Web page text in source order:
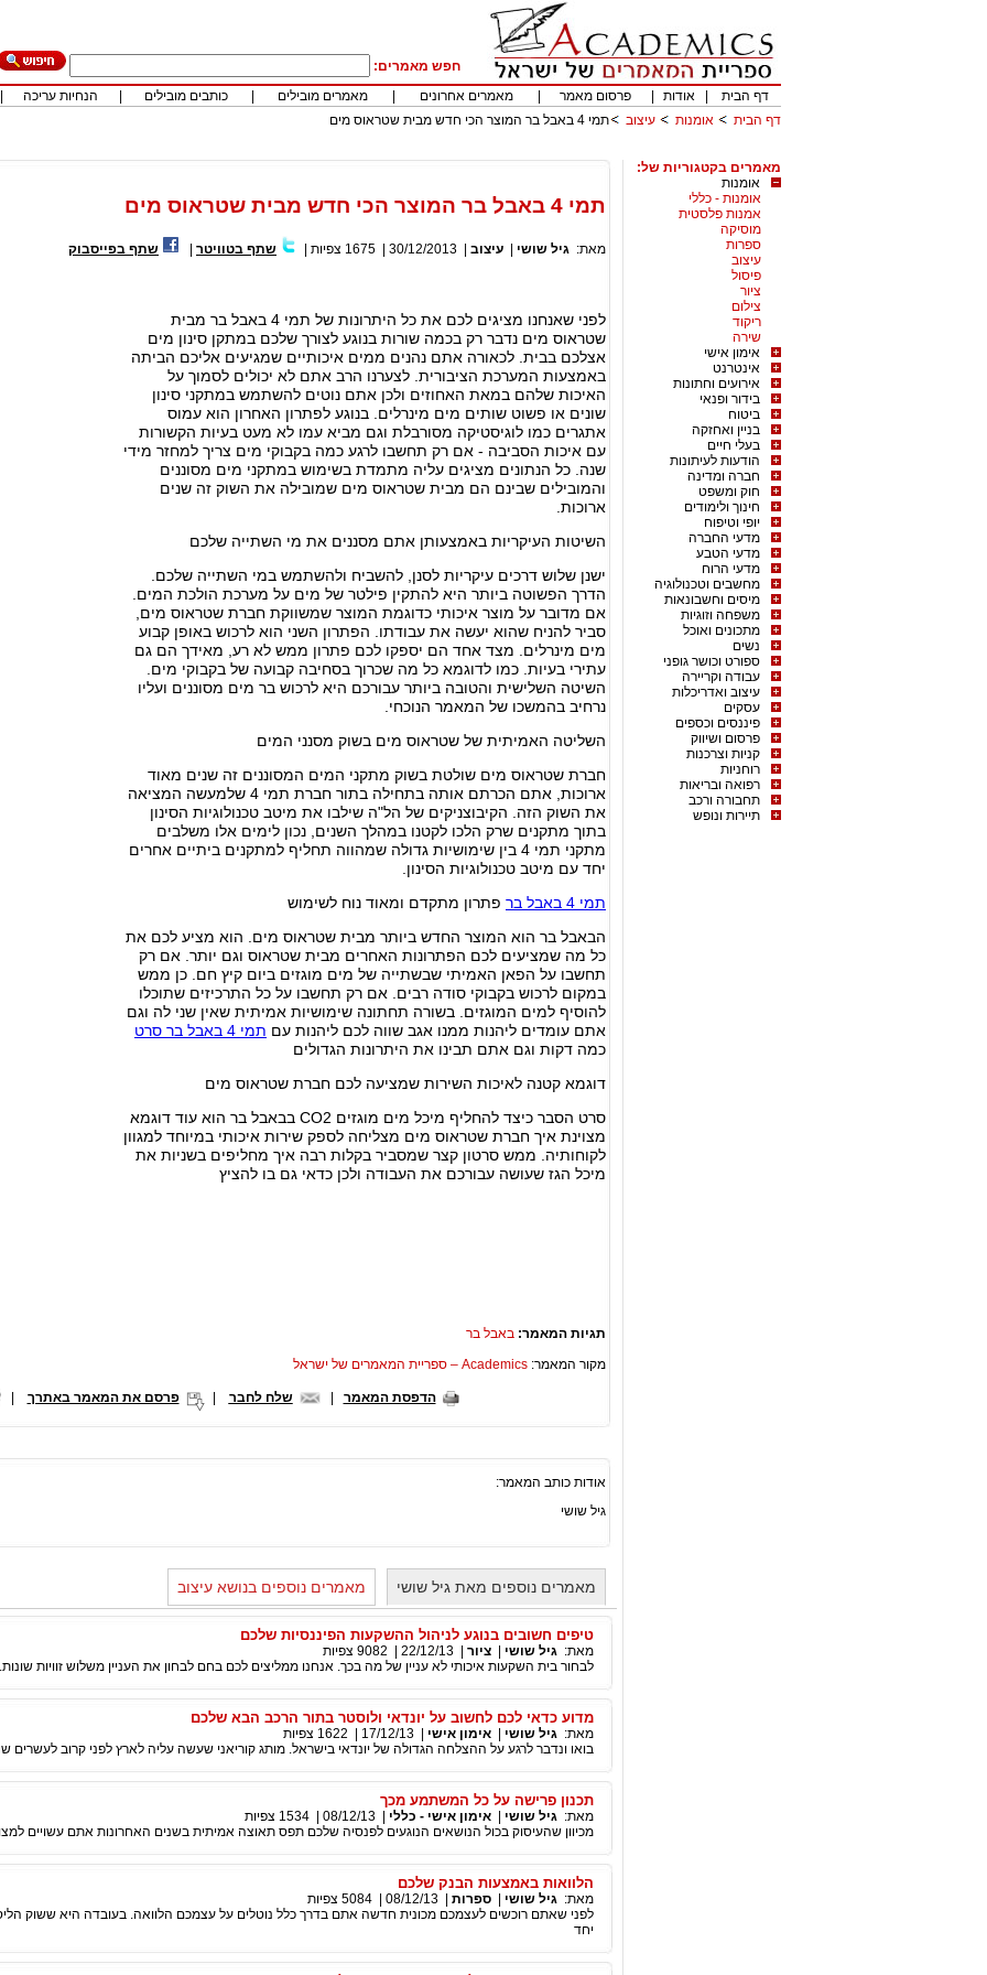
חפש מאמרים:
דף הבית
אודות פרסום מאמר מאמרים אחרונים מאמרים מובילים כותבים מובילים הנחיות עריכה
דף הבית
אומנות עיצוב תמי 4 באבל בר המוצר הכי חדש מבית שטראוס מים
מאמרים בקטגוריות של:
אומנות
אומנות - כללי
אמנות פלסטית
מוסיקה
ספרות
עיצוב
פיסול
ציור
צילום
ריקוד
שירה
אימון אישי
אינטרנט
אירועים וחתונות
בידור ופנאי
ביטוח
בניין ואחזקה
בעלי חיים
הודעות לעיתונות
חברה ומדינה
חוק ומשפט
חינוך ולימודים
יופי וטיפוח
מדעי החברה
מדעי הטבע
מדעי הרוח
מחשבים וטכנולוגיה
מיסים וחשבונאות
משפחה וזוגיות
מתכונים ואוכל
נשים
ספורט וכושר גופני
עבודה וקריירה
עיצוב ואדריכלות
עסקים
פיננסים וכספים
פרסום ושיווק
קניות וצרכנות
רוחניות
רפואה ובריאות
תחבורה ורכב
תיירות ונופש
תמי 4 באבל בר המוצר הכי חדש מבית שטראוס מים
מאת: גיל שושי עיצוב 30/12/2013
1675 צפיות שתף בטוויטר שתף בפייסבוק
לפני שאנחנו מציגים לכם את כל היתרונות של תמי 4 באבל בר מבית
שטראוס מים נדבר רק בכמה שורות בנוגע לצורך שלכם במתקן סינון מים
אצלכם בבית. לכאורה אתם נהנים ממים איכותיים שמגיעים אליכם הביתה
באמצעות המערכת הציבורית. לצערנו הרב אתם לא יכולים לסמוך על
האיכות שלהם במאת האחוזים ולכן אתם נוטים להשתמש במתקני סינון
שונים או פשוט שותים מים מינרלים. בנוגע לפתרון האחרון הוא עמוס
אתגרים כמו לוגיסטיקה מסורבלת וגם מביא עמו לא מעט בעיות הקשורות
עם איכות הסביבה - אם רק תחשבו לרגע כמה בקבוקי מים צריך למחזר מידי
שנה. כל הנתונים מציגים עליה מתמדת בשימוש במתקני מים מסוננים
והמובילים שבינם הם מבית שטראוס מים שמובילה את השוק זה שנים
ארוכות.
השיטות העיקריות באמצעותן אתם מסננים את מי השתייה שלכם
ישנן שלוש דרכים עיקריות לסנן, להשביח ולהשתמש במי השתייה שלכם.
הדרך הפשוטה ביותר היא להתקין פילטר של מים על מערכת הולכת המים.
אם מדובר על מוצר איכותי כדוגמת המוצר שמשווקת חברת שטראוס מים,
סביר להניח שהוא יעשה את עבודתו. הפתרון השני הוא לרכוש באופן קבוע
מים מינרלים. מצד אחד הם יספקו לכם פתרון ממש לא רע, מאידך הם גם
עתירי בעיות. כמו לדוגמא כל מה שכרוך בסחיבה קבועה של בקבוקי מים.
השיטה השלישית והטובה ביותר עבורכם היא לרכוש בר מים מסוננים ועליו
נרחיב בהמשכו של המאמר הנוכחי.
השליטה האמיתית של שטראוס מים בשוק מסנני המים
חברת שטראוס מים שולטת בשוק מתקני המים המסוננים זה שנים מאוד
ארוכות, אתם הכרתם אותה בתחילה בתור חברת תמי 4 שלמעשה המציאה
את השוק הזה. הקיבוצניקים של הל"ה שילבו את מיטב טכנולוגיות הסינון
בתוך מתקנים שרק הלכו לקטנו במהלך השנים, נכון לימים אלו משלבים
מתקני תמי 4 בין שימושיות גדולה שמהווה תחליף למתקנים ביתיים אחרים
יחד עם מיטב טכנולוגיות הסינון.
תמי 4 באבל בר
פתרון מתקדם ומאוד נוח לשימוש
הבאבל בר הוא המוצר החדש ביותר מבית שטראוס מים. הוא מציע לכם את
כל מה שמציעים לכם הפתרונות האחרים מבית שטראוס וגם יותר. אם רק
תחשבו על הפאן האמיתי שבשתייה של מים מוגזים ביום קיץ חם. כן ממש
במקום לרכוש בקבוקי סודה רבים. אם רק תחשבו על כל התרכיזים שתוכלו
להוסיף למים המוגזים. בשורה תחתונה שימושיות אמיתית שאין שני לה וגם
אתם עומדים ליהנות ממנו אגב שווה לכם ליהנות עם תמי 4 באבל בר סרט
כמה דקות וגם אתם תבינו את היתרונות הגדולים
דוגמא קטנה לאיכות השירות שמציעה לכם חברת שטראוס מים
סרט הסבר כיצד להחליף מיכל מים מוגזים CO2 בבאבל בר הוא עוד דוגמא
מצוינת איך חברת שטראוס מים מצליחה לספק שירות איכותי במיוחד למגוון
לקוחותיה. ממש סרטון קצר שמסביר בקלות רבה איך מחליפים בשניות את
מיכל הגז שעושה עבורכם את העבודה ולכן כדאי גם בו להציץ
תגיות המאמר: באבל בר
מקור המאמר: Academics – ספריית המאמרים של ישראל
הדפסת המאמר שלח לחבר פרסם את המאמר באתרך |
אודות כותב המאמר:
גיל שושי
מאמרים נוספים מאת גיל שושי מאמרים נוספים בנושא עיצוב
טיפים חשובים בנוגע לניהול ההשקעות הפיננסיות שלכם
מאת: גיל שושי ציור 22/12/13
9082 צפיות
לבחור בית השקעות איכותי לא עניין של מה בכך. אנחנו ממליצים לכם בחם לבחון את העניין משלוש זוויות
מדוע כדאי לכם לחשוב על יונדאי ולוסטר בתור הרכב הבא שלכם
מאת: גיל שושי אימון אישי 17/12/13
1622 צפיות
בואו ונדבר לרגע על ההצלחה הגדולה של יונדאי בישראל. מותג קוריאני שעשה עליה לארץ לפני קרוב לעשרים
תכנון פרישה על כל המשתמע מכך
מאת: גיל שושי אימון אישי - כללי 08/12/13
1534 צפיות
מכיוון שהעיסוק בכול הנושאים הנוגעים לפנסיה שלכם תפס תאוצה אמיתית בשנים האחרונות אתם עשויים
הלוואות באמצעות הבנק שלכם
מאת: גיל שושי ספרות 08/12/13
5084 צפיות
לפני שאתם רוכשים לעצמכם מכונית חדשה אתם בדרך כלל נוטלים על עצמכם הלוואה. בעובדה היא ששוק
יחד